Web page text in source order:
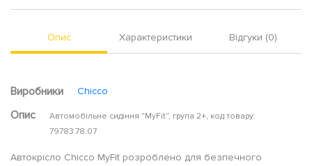
Опис Характеристики Відгуки (0)
Виробники Chicco
Опис
Автомобільне сидіння "MyFit", група 2+, код товару:
79783.78.07
Автокрісло Chicco MyFit розроблено для безпечного